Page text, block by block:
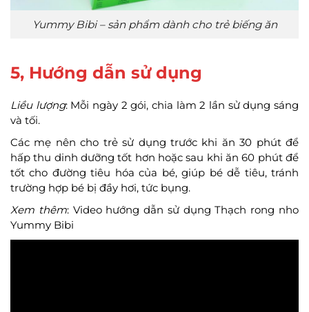
Yummy Bibi – sản phẩm dành cho trẻ biếng ăn
5, Hướng dẫn sử dụng
Liều lượng: Mỗi ngày 2 gói, chia làm 2 lần sử dụng sáng
và tối.
Các mẹ nên cho trẻ sử dụng trước khi ăn 30 phút để
hấp thu dinh dưỡng tốt hơn hoặc sau khi ăn 60 phút để
tốt cho đường tiêu hóa của bé, giúp bé dễ tiêu, tránh
trường hợp bé bị đầy hơi, tức bụng.
Xem thêm: Video hướng dẫn sử dụng Thạch rong nho
Yummy Bibi